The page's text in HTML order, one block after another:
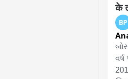
के
BP